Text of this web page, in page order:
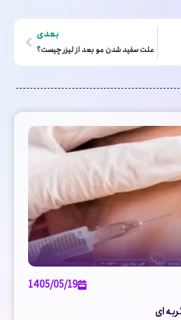
بعدی
علت سفید شدن مو بعد از لیزر چیست؟
1405/05/19
ای